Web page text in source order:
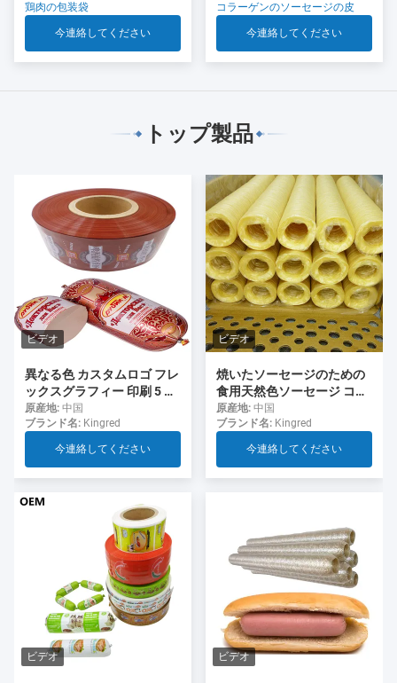
鶏肉の包装袋
今連絡してください
コラーゲンのソーセージの皮
今連絡してください
トップ製品
ビデオ
異なる色 カスタムロゴ フレ
ックスグラフィー 印刷 5 層
ソーセージ ソーセージ用の
ケース
原産地: 中国
ブランド名: Kingred
今連絡してください
ビデオ
焼いたソーセージのための
食用天然色ソーセージ コラ
ーゲンケース
原産地: 中国
ブランド名: Kingred
今連絡してください
ビデオ ビデオ